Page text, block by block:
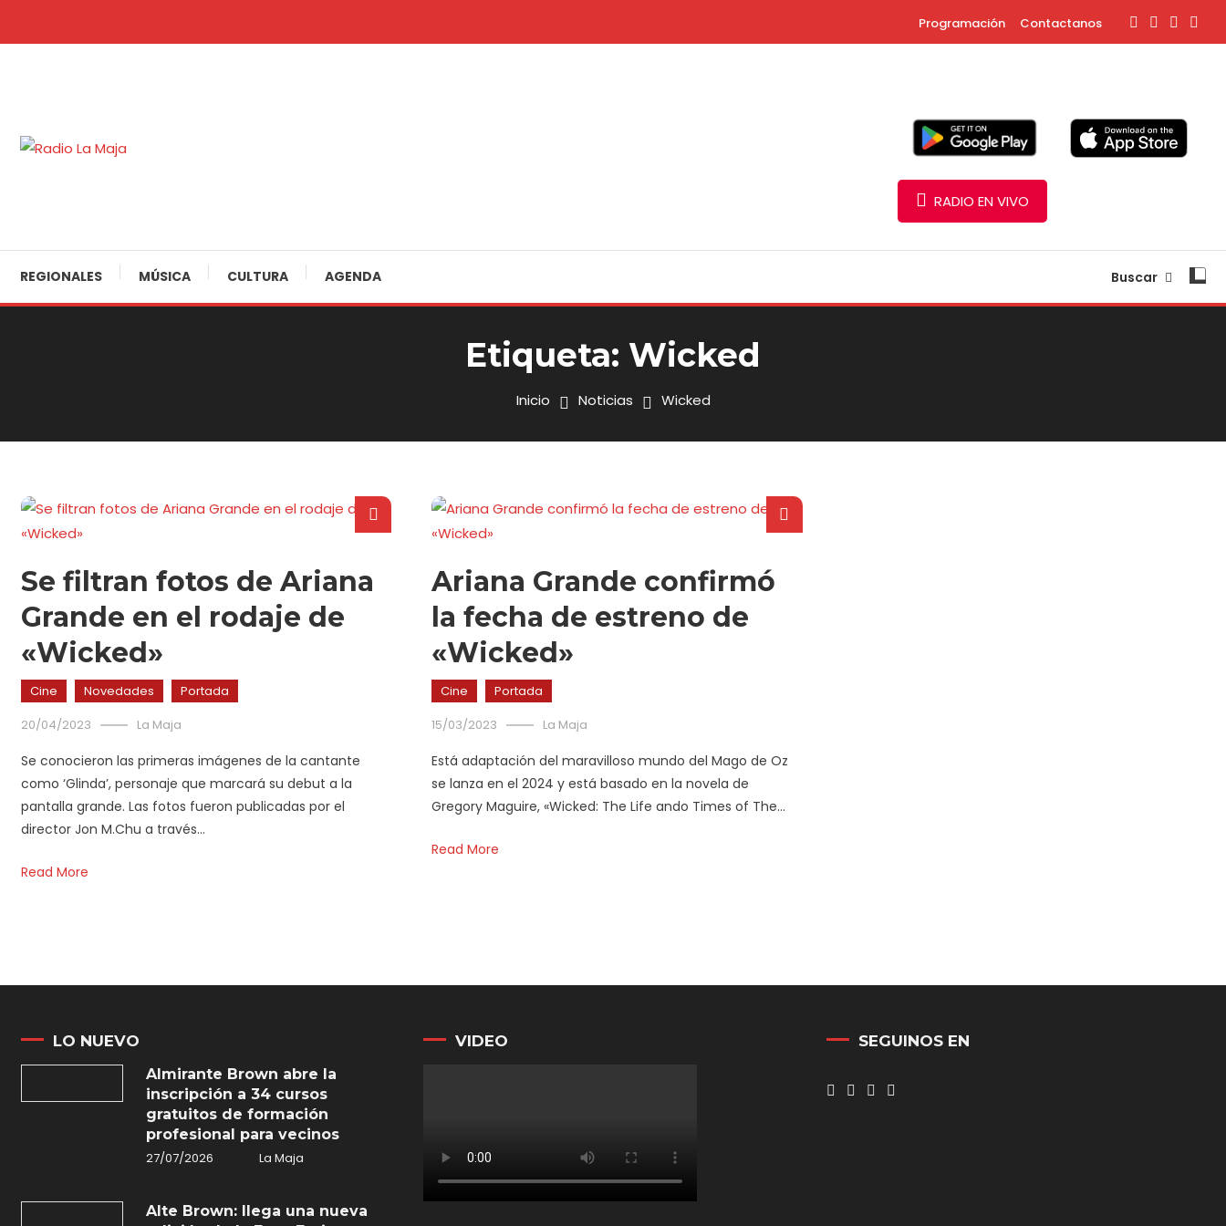
Programación Contactanos
RADIO EN VIVO
REGIONALES MÚSICA CULTURA AGENDA Buscar
Etiqueta: Wicked
Inicio Noticias Wicked
Se filtran fotos de Ariana
Grande en el rodaje de
«Wicked»
Cine Novedades
Portada
20/04/2023
La Maja
Se conocieron las primeras imágenes de la cantante
como ‘Glinda’, personaje que marcará su debut a la
pantalla grande. Las fotos fueron publicadas por el
director Jon M.Chu a través…
Read More
Ariana Grande confirmó
la fecha de estreno de
«Wicked»
Cine
Portada
15/03/2023
La Maja
Está adaptación del maravilloso mundo del Mago de Oz
se lanza en el 2024 y está basado en la novela de
Gregory Maguire, «Wicked: The Life ando Times of The…
Read More
LO NUEVO
Almirante Brown abre la
inscripción a 34 cursos
gratuitos de formación
profesional para vecinos
27/07/2026
La Maja
Alte Brown: llega una nueva
VIDEO SEGUINOS EN